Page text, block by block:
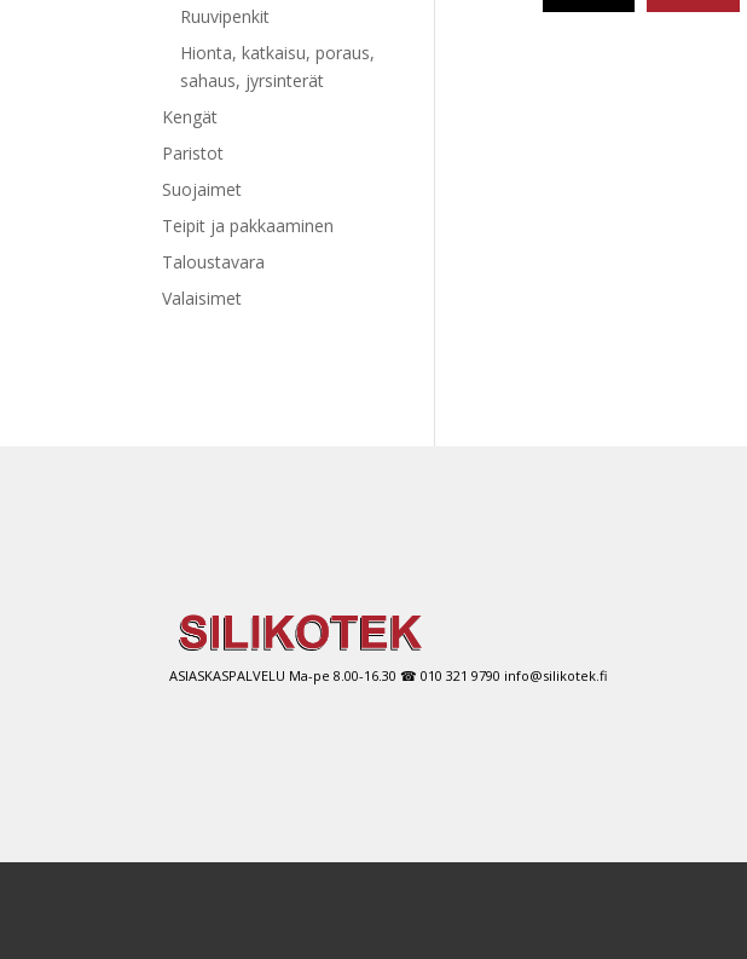
Ruuvipenkit
Hionta, katkaisu, poraus,
sahaus, jyrsinterät
Kengät
Paristot
Suojaimet
Teipit ja pakkaaminen
Taloustavara
Valaisimet
ASIASKASPALVELU Ma-pe 8.00-16.30 ☎ 010 321 9790 info@silikotek.fi